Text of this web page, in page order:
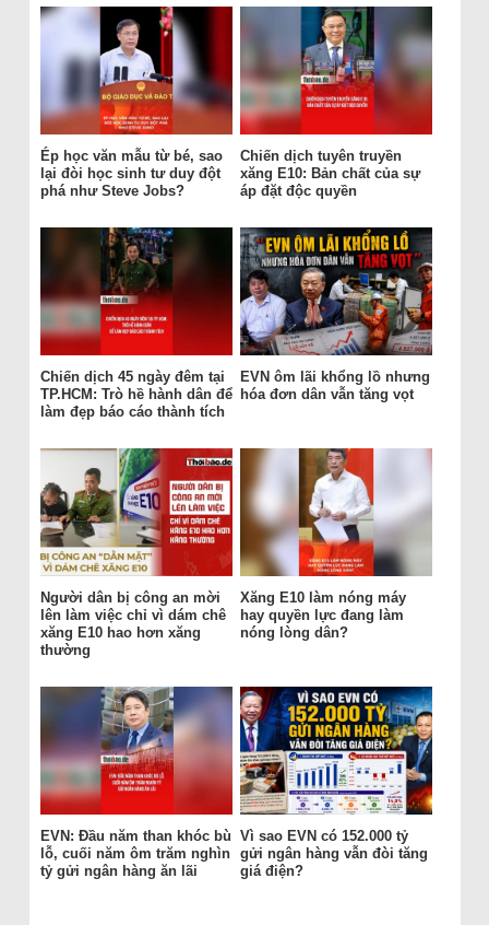
Ép học văn mẫu từ bé, sao
lại đòi học sinh tư duy đột
phá như Steve Jobs?
Chiến dịch tuyên truyền
xăng E10: Bản chất của sự
áp đặt độc quyền
Chiến dịch 45 ngày đêm tại
TP.HCM: Trò hề hành dân để
làm đẹp báo cáo thành tích
EVN ôm lãi khổng lồ nhưng
hóa đơn dân vẫn tăng vọt
Người dân bị công an mời
lên làm việc chỉ vì dám chê
xăng E10 hao hơn xăng
thường
Xăng E10 làm nóng máy
hay quyền lực đang làm
nóng lòng dân?
EVN: Đầu năm than khóc bù
lỗ, cuối năm ôm trăm nghìn
tỷ gửi ngân hàng ăn lãi
Vì sao EVN có 152.000 tỷ
gửi ngân hàng vẫn đòi tăng
giá điện?